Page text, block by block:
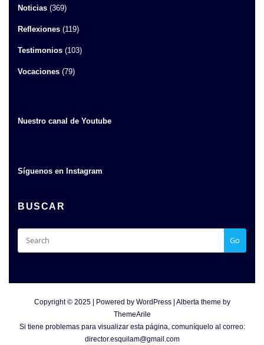
Noticias (369)
Reflexiones (119)
Testimonios (103)
Vocaciones (79)
Nuestro canal de Youtube
Síguenos en Instagram
BUSCAR
Go
Copyright © 2025 | Powered by WordPress
Alberta theme by
ThemeArile
Si tiene problemas para visualizar esta página, comuníquelo al correo:
director.esquilam@gmail.com